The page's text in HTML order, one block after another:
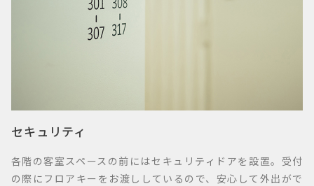
セキュリティ
各階の客室スペースの前にはセキュリティドアを設置。受付
の際にフロアキーをお渡ししているので、安心して外出がで